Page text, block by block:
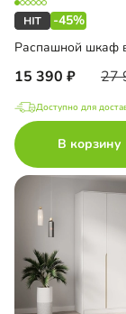
-45%
Распашной шкаф
15 390 27
Доступно для
В корзину